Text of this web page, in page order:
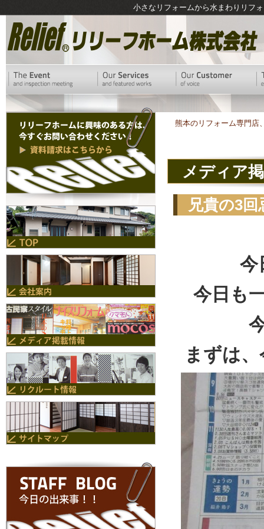
小さなリフォームから水まわりリフ
熊本のリフォーム専門店
メディア
兄貴の3
今
今日も
まずは